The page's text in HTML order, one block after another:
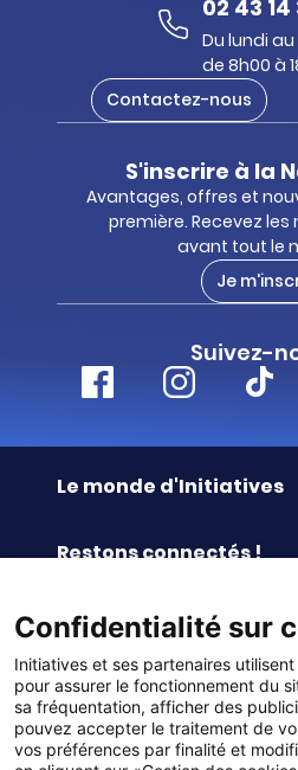
02 43 14
Du lundi
de 8h00 à
Contactez-nous
S'inscrire à la
Avantages, offres et
première. Recevez
avant tout le
Je
Suivez-
Le monde d'Initiatives
Le Fond’Actions Initiatives
Enquête de satisfaction
Restons connectés !
Le blog
La newsletter
Commander
Commande par référence
Catalogues à télécharger
Panier
Services & FAQ
Reprise des invendus
Liens pratiques
Confidentialité sur
Initiatives et ses partenaires
pour assurer le fonctionnement du
sa fréquentation, afficher des
pouvez accepter le traitement de
vos préférences par finalité et